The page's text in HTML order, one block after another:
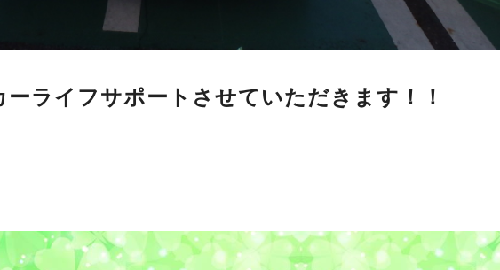
ライフサポートさせていただきます！！